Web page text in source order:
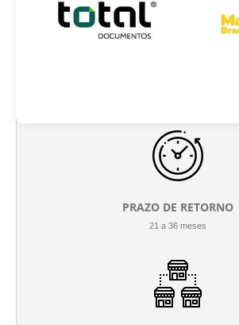
PRAZO DE RETORNO
21 a 36 meses